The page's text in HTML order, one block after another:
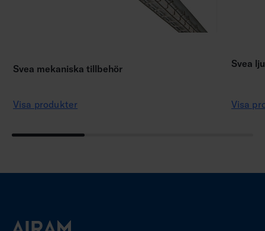
Svea mekaniska tillbehör
Visa produkter
Svea
Visa